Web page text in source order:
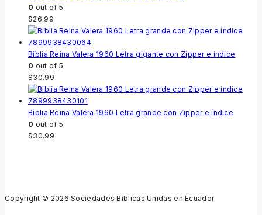
0 out of 5
$26.99
Biblia Reina Valera 1960 Letra gigante con Zipper e índice
0 out of 5
$30.99
Biblia Reina Valera 1960 Letra grande con Zipper e índice
0 out of 5
$30.99
Copyright © 2026 Sociedades Bíblicas Unidas en Ecuador